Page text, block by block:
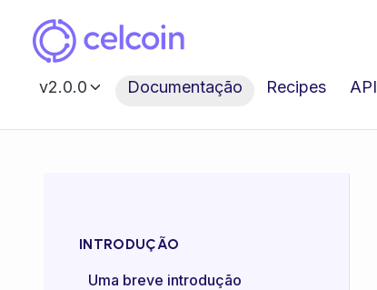
v2.0.0 Documentação Recipes API
INTRODUÇÃO
Uma breve introdução